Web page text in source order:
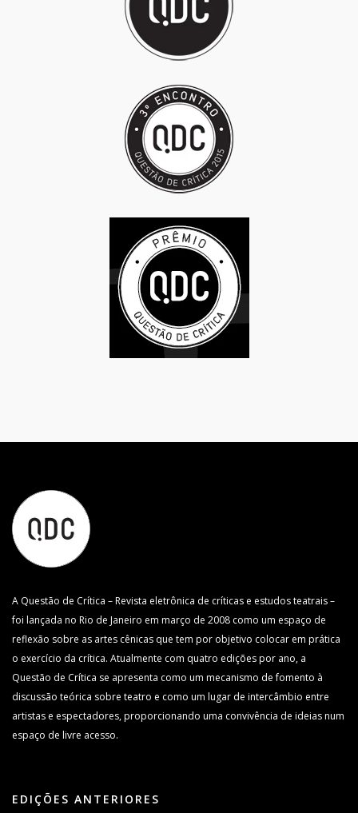
A Questão de Crítica – Revista eletrônica de críticas e estudos teatrais –
foi lançada no Rio de Janeiro em março de 2008 como um espaço de
reflexão sobre as artes cênicas que tem por objetivo colocar em prática
o exercício da crítica. Atualmente com quatro edições por ano, a
Questão de Crítica se apresenta como um mecanismo de fomento à
discussão teórica sobre teatro e como um lugar de intercâmbio entre
artistas e espectadores, proporcionando uma convivência de ideias num
espaço de livre acesso.
EDIÇÕES ANTERIORES